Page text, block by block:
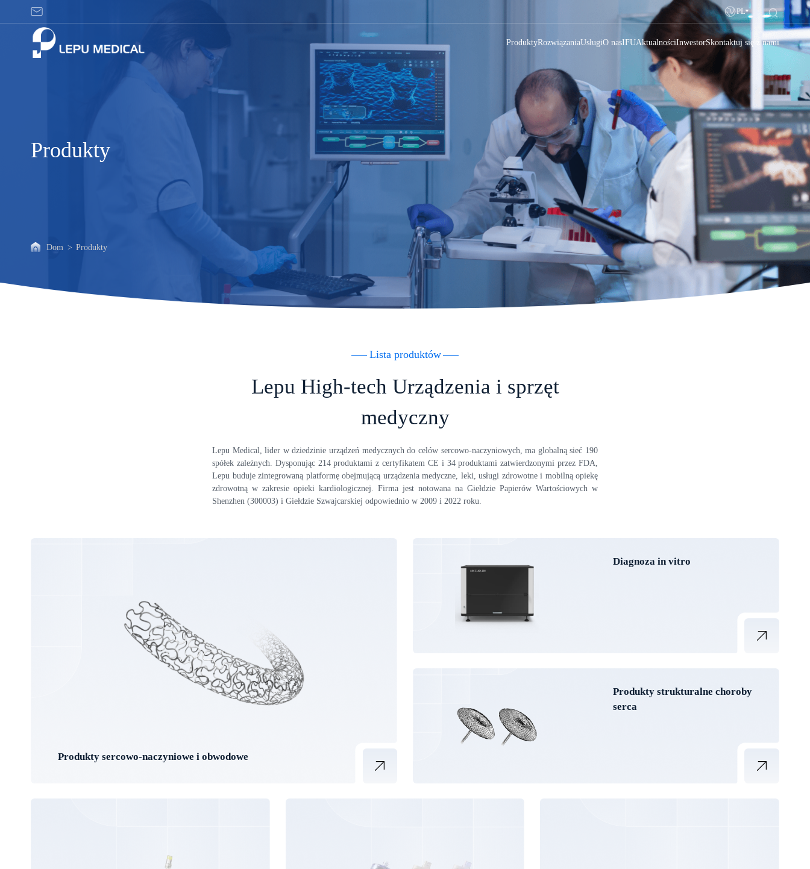
Produkty PL
ProduktyRozwiązaniaUsługiO nasIFUAktualnościInwestorSkontaktuj się z nami
Produkty
Dom > Produkty
Lista produktów
Lepu High-tech Urządzenia i sprzęt
medyczny
Lepu Medical, lider w dziedzinie urządzeń medycznych do celów sercowo-naczyniowych, ma globalną sieć 190
spółek zależnych. Dysponując 214 produktami z certyfikatem CE i 34 produktami zatwierdzonymi przez FDA,
Lepu buduje zintegrowaną platformę obejmującą urządzenia medyczne, leki, usługi zdrowotne i mobilną opiekę
zdrowotną w zakresie opieki kardiologicznej. Firma jest notowana na Giełdzie Papierów Wartościowych w
Shenzhen (300003) i Giełdzie Szwajcarskiej odpowiednio w 2009 i 2022 roku.
Produkty sercowo-naczyniowe i obwodowe
Diagnoza in vitro
Produkty strukturalne choroby
serca